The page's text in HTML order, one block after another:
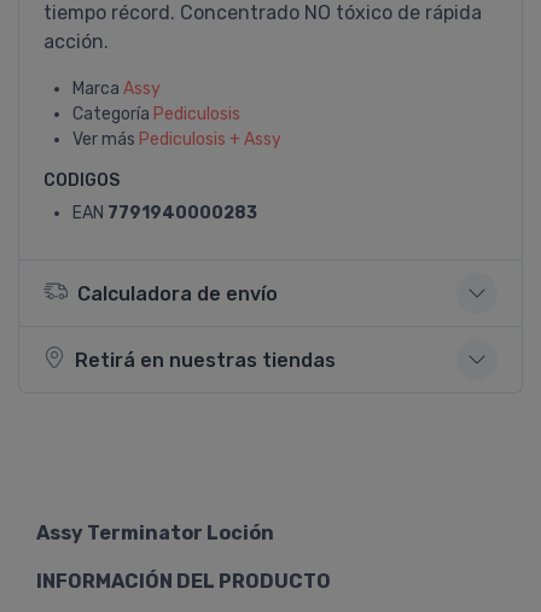
tiempo récord. Concentrado NO tóxico de rápida
acción.
Marca Assy
Categoría Pediculosis
Ver más Pediculosis + Assy
CODIGOS
EAN 7791940000283
Calculadora de envío
Retirá en nuestras tiendas
Assy Terminator Loción
INFORMACIÓN DEL PRODUCTO